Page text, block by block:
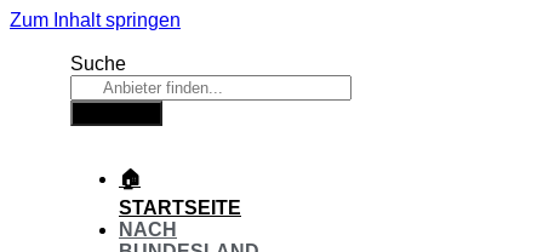
Zum Inhalt springen
Suche
🏠
STARTSEITE
NACH